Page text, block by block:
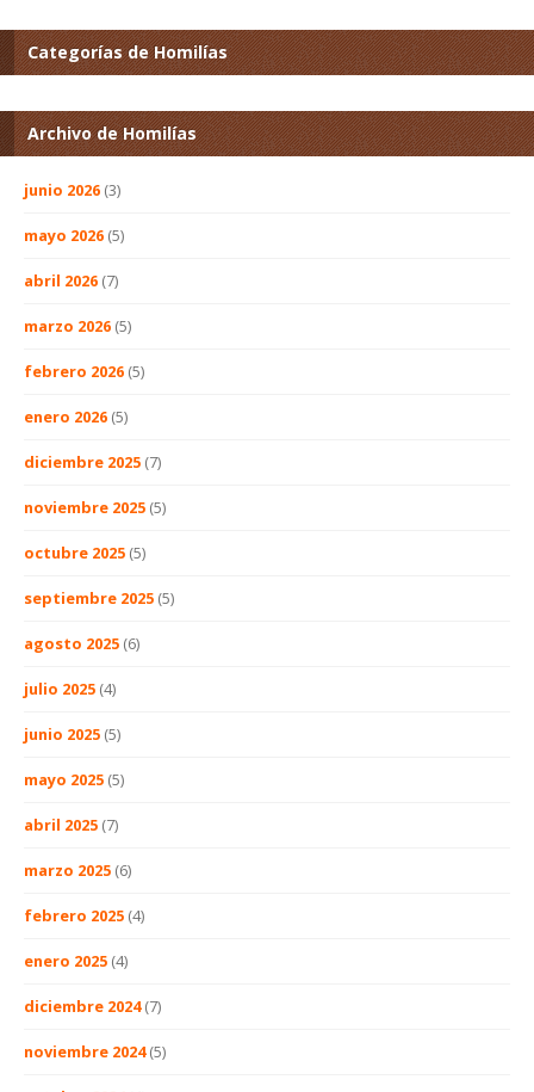
Categorías de Homilías
Archivo de Homilías
junio 2026 (3)
mayo 2026 (5)
abril 2026 (7)
marzo 2026 (5)
febrero 2026 (5)
enero 2026 (5)
diciembre 2025 (7)
noviembre 2025 (5)
octubre 2025 (5)
septiembre 2025 (5)
agosto 2025 (6)
julio 2025 (4)
junio 2025 (5)
mayo 2025 (5)
abril 2025 (7)
marzo 2025 (6)
febrero 2025 (4)
enero 2025 (4)
diciembre 2024(7)
noviembre 2024(5)